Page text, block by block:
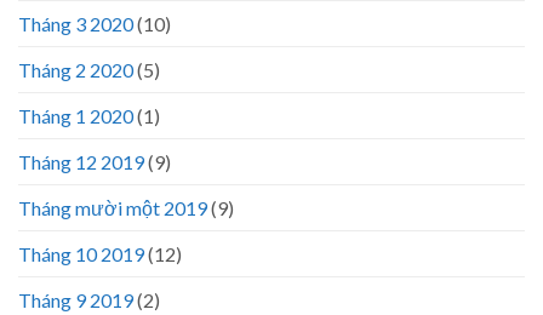
Tháng 3 2020(10)
Tháng 2 2020(5)
Tháng 1 2020(1)
Tháng 12 2019(9)
Tháng mười một 2019(9)
Tháng 10 2019(12)
Tháng 9 2019(2)